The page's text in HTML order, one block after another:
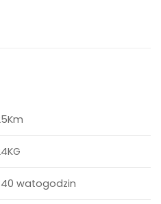
watogodzin